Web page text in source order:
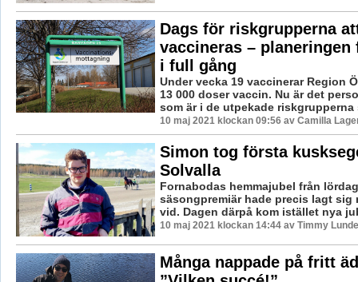
Dags för riskgrupperna
vaccineras – planeringen
i full gång
Under vecka 19 vaccinerar Region
13 000 doser vaccin. Nu är det
som är i de utpekade riskgrupperna
10 maj 2021 klockan 09:56 av Camilla
Simon tog första
Solvalla
Fornabodas hemmajubel från
säsongpremiär hade precis lagt sig
vid. Dagen därpå kom istället nya
10 maj 2021 klockan 14:44 av Timmy
Många nappade på fritt